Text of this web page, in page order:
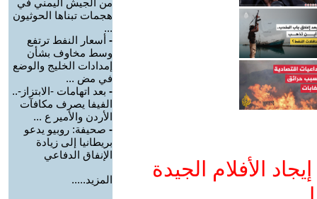
الأفلام الجيدة
من الجيش اليمني في
هجمات تبناها الحوثيون
...
- أسعار النفط ترتفع
وسط مخاوف بشأن
إمدادات الخليج والوضع
في مض ...
- بعد اتهامات -الابتزاز-..
الفيفا يصرف مكافآت
الأردن والأمير ع ...
- صحيفة: روبيو يدعو
بريطانيا إلى زيادة
الإنفاق الدفاعي
المزيد.....